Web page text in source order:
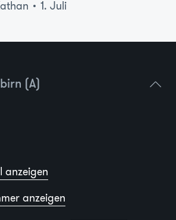
1. Juli
(A)
anzeigen
anzeigen